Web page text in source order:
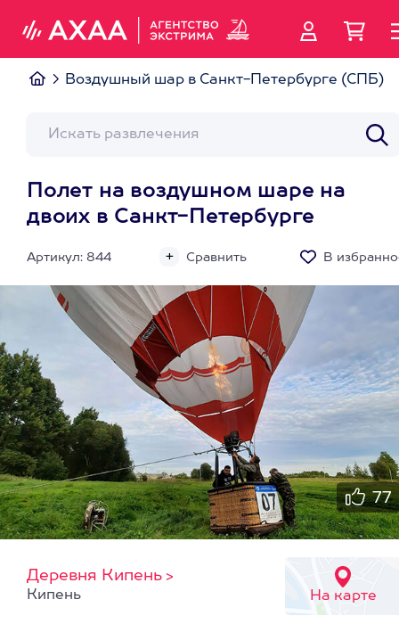
Воздушный шар в Санкт-Петербурге (СПБ)
Полет на воздушном шаре на
двоих в Санкт-Петербурге
Артикул: 844 Сравнить В
77
Деревня Кипень >
На карте
Кипень